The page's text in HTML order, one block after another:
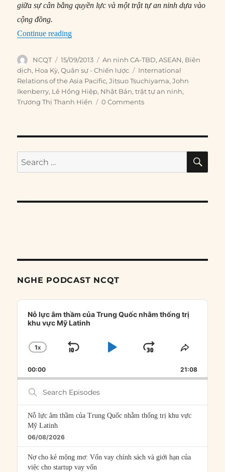
giữa sự cân bằng quyền lực và một trật tự an ninh dựa vào
cộng đồng.
Continue reading“#57 – Giữa cân bằng quyền lực và cộng
Author
NCQT
Posted
on
15/09/2013 Categories
An ninh CA-TBD,ASEAN, Biên
dịch, Hoa Kỳ,Quân sự - Chiến lược Tags
International
Relations of the Asia Pacific,Jitsuo Tsuchiyama,John
Ikenberry, Lê Hồng Hiệp, Nhật Bản,trật tự an ninh,
Trương Thị Thanh Hiền
0 Comments
Search
for:
NGHE PODCAST NCQT
Audio
Player
Nỗ lực âm thầm của Trung Quốc nhằm thống trị
khu vực Mỹ Latinh
CHANGE
RATE
1X
SKIP
PLAYJUMP
FORWARD
SHARE
00:00 21:08
Search
Episodes
Nỗ lực âm thầm của Trung Quốc nhằm thống trị khu vực
Mỹ Latinh
06/08/2026
Nợ cho kẻ mộng mơ: Vốn vay chính sách và giới hạn của
việc cho startup vay vốn